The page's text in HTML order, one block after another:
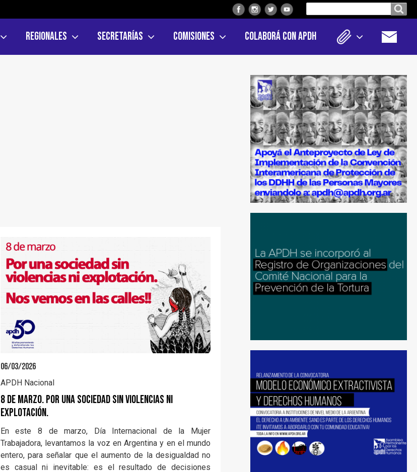
el
sitio
Regionales Secretarías Comisiones Colaborá con APDH
06/03/2026
APDH Nacional
8 de marzo. Por una sociedad sin violencias ni
explotación.
En este 8 de marzo, Día Internacional de la Mujer
Trabajadora, levantamos la voz en Argentina y en el mundo
entero, para señalar que el aumento de la desigualdad no
es casual ni inevitable: es el resultado de decisiones